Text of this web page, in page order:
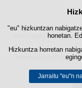
Webgune honek
eta hirugarrenen
Informazio gehiago
"eu" hizkuntzan
honetan.
Hizkuntza horretan
Jarraitu "eu"n